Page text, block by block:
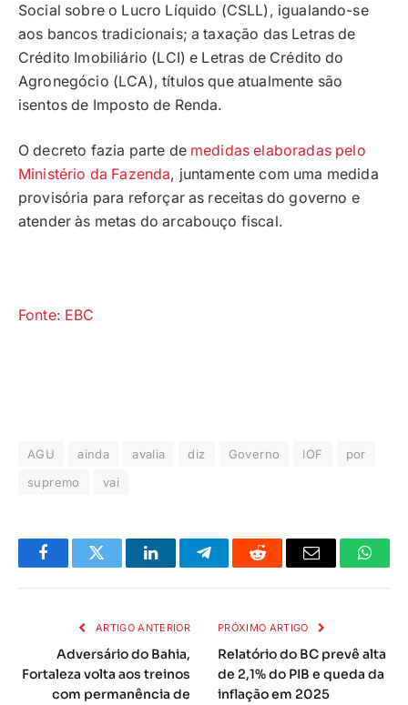
Social sobre o Lucro Líquido (CSLL), igualando-se
aos bancos tradicionais; a taxação das Letras de
Crédito Imobiliário (LCI) e Letras de Crédito do
Agronegócio (LCA), títulos que atualmente são
isentos de Imposto de Renda.
O decreto fazia parte de medidas elaboradas pelo
Ministério da Fazenda, juntamente com uma medida
provisória para reforçar as receitas do governo e
atender às metas do arcabouço fiscal.
Fonte: EBC
AGU ainda avalia diz Governo IOF
por
supremo
vai
FacebookTwitter LinkedInTelegramaReddit
E-
ARTIGO ANTERIOR
Adversário do Bahia,
Fortaleza volta aos treinos
com permanência de
PRÓXIMO ARTIGO
Relatório do BC prevê alta
de 2,1% do PIB e queda da
inflação em 2025